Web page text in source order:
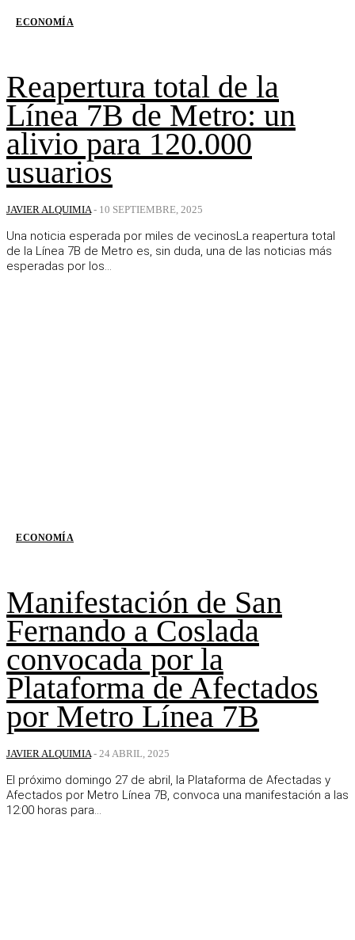
ECONOMÍA
Reapertura total de la
Línea 7B de Metro: un
alivio para 120.000
usuarios
JAVIER ALQUIMIA - 10 SEPTIEMBRE, 2025
Una noticia esperada por miles de vecinosLa reapertura total
de la Línea 7B de Metro es, sin duda, una de las noticias más
esperadas por los...
ECONOMÍA
Manifestación de San
Fernando a Coslada
convocada por la
Plataforma de Afectados
por Metro Línea 7B
JAVIER ALQUIMIA - 24 ABRIL, 2025
El próximo domingo 27 de abril, la Plataforma de Afectadas y
Afectados por Metro Línea 7B, convoca una manifestación a las
12:00 horas para...